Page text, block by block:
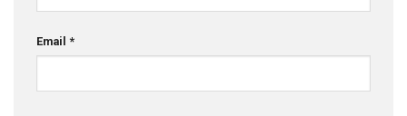
Email *